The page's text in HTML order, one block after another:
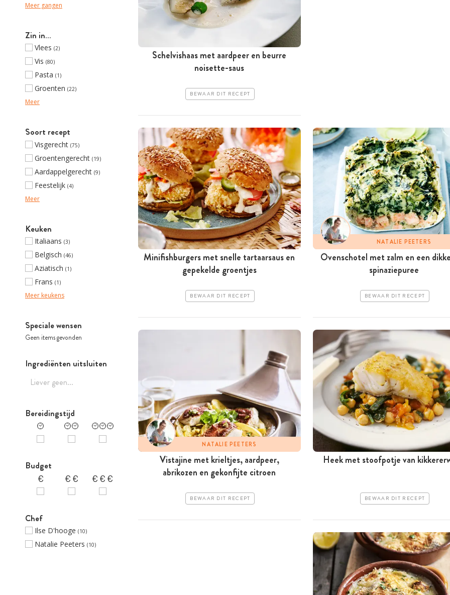
Meer gangen
Zin in…
Vlees (2)
Vis (80)
Pasta (1)
Groenten (22)
Meer
Soort recept
Visgerecht (75)
Groentengerecht (19)
Aardappelgerecht (9)
Feestelijk (4)
Meer
Keuken
Italiaans (3)
Belgisch (46)
Aziatisch (1)
Frans (1)
Meer keukens
Speciale wensen
Geen items gevonden
Ingrediënten uitsluiten
Bereidingstijd
Budget
Chef
Ilse D'hooge (10)
Natalie Peeters (10)
Schelvishaas met aardpeer en beurre
noisette-saus
BEWAAR DIT RECEPT
Minifishburgers met snelle tartaar­saus en
gepekelde groentjes
BEWAAR DIT RECEPT
NATALIE PEETERS
Ovenschotel met zalm en een
spinaziepuree
BEWAAR DIT RECEPT
NATALIE PEETERS
Vistajine met krieltjes, aardpeer,
abrikozen en gekonfijte citroen
BEWAAR DIT RECEPT
Heek met stoofpotje van
BEWAAR DIT RECEPT